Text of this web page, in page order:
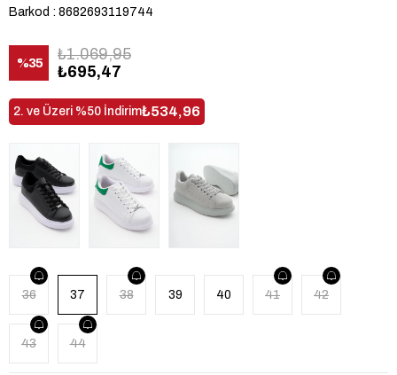
Barkod : 8682693119744
%35
İndirim
₺1.069,95
₺695,47
2. ve Üzeri %50 İndirim₺534,96
36 37 38 39 40 41 42
43 44